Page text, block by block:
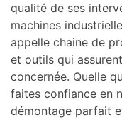
qualité de ses
machines
appelle chaine de
et outils qui
concernée. Quelle
faites confiance en
démontage parfait